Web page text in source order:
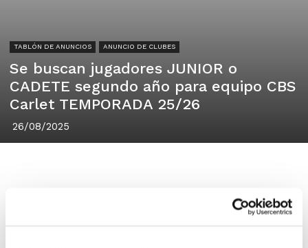
TABLÓN DE ANUNCIOS ANUNCIO DE CLUBES
Se buscan jugadores JUNIOR o
CADETE segundo año para equipo CBS
Carlet TEMPORADA 25/26
26/08/2025